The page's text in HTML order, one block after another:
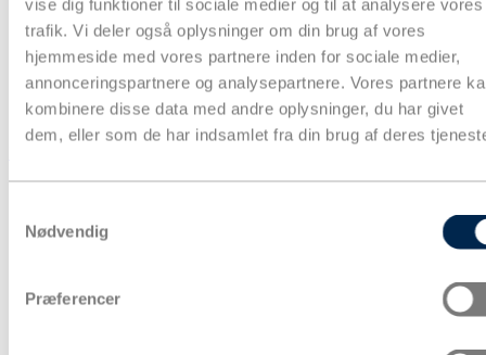
vise dig funktioner til sociale medier og til at analysere vores
trafik. Vi deler også oplysninger om din brug af vores
hjemmeside med vores partnere inden for sociale medier,
annonceringspartnere og analysepartnere. Vores partnere
kombinere disse data med andre oplysninger, du har givet
dem, eller som de har indsamlet fra din brug af deres
Nødvendig
Præferencer